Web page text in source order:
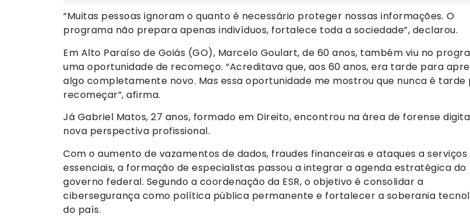
“Muitas pessoas ignoram o quanto é necessário proteger nossas informações. O
programa não prepara apenas indivíduos, fortalece toda a sociedade”, declarou.
Em Alto Paraíso de Goiás (GO), Marcelo Goulart, de 60 anos, também viu no
uma oportunidade de recomeço. “Acreditava que, aos 60 anos, era tarde para
algo completamente novo. Mas essa oportunidade me mostrou que nunca é tarde
recomeçar”, afirma.
Já Gabriel Matos, 27 anos, formado em Direito, encontrou na área de forense
nova perspectiva profissional.
Com o aumento de vazamentos de dados, fraudes financeiras e ataques a serviços
essenciais, a formação de especialistas passou a integrar a agenda estratégica do
governo federal. Segundo a coordenação da ESR, o objetivo é consolidar a
cibersegurança como política pública permanente e fortalecer a soberania
do país.